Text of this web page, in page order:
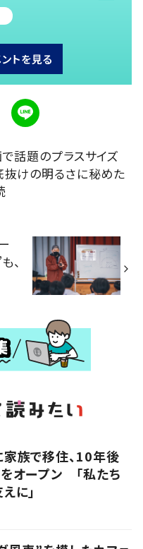
トを見る
話題のプラスサイズ
けの明るさに秘めた
、
族で移住、10年後
オープン 「私たち
に」